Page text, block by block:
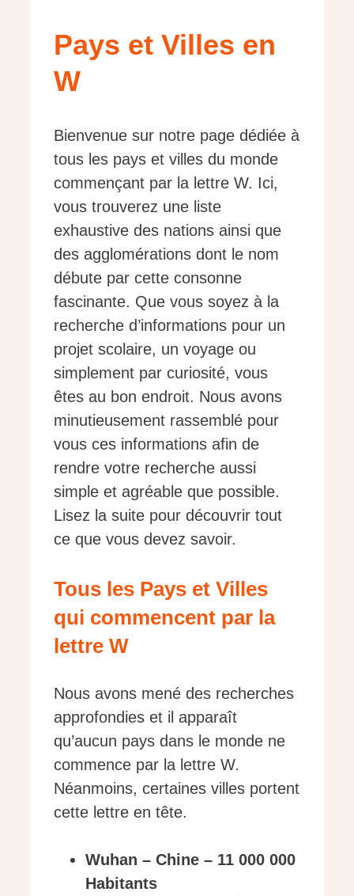
Pays et Villes en
W
Bienvenue sur notre page dédiée à
tous les pays et villes du monde
commençant par la lettre W. Ici,
vous trouverez une liste
exhaustive des nations ainsi que
des agglomérations dont le nom
débute par cette consonne
fascinante. Que vous soyez à la
recherche d’informations pour un
projet scolaire, un voyage ou
simplement par curiosité, vous
êtes au bon endroit. Nous avons
minutieusement rassemblé pour
vous ces informations afin de
rendre votre recherche aussi
simple et agréable que possible.
Lisez la suite pour découvrir tout
ce que vous devez savoir.
Tous les Pays et Villes
qui commencent par la
lettre W
Nous avons mené des recherches
approfondies et il apparaît
qu’aucun pays dans le monde ne
commence par la lettre W.
Néanmoins, certaines villes portent
cette lettre en tête.
Wuhan – Chine – 11 000 000
Habitants